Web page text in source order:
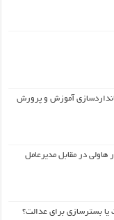
آموزش و پرورش
هاولی در مقابل مدیرعامل
یا بسترسازی برای عدالت؟